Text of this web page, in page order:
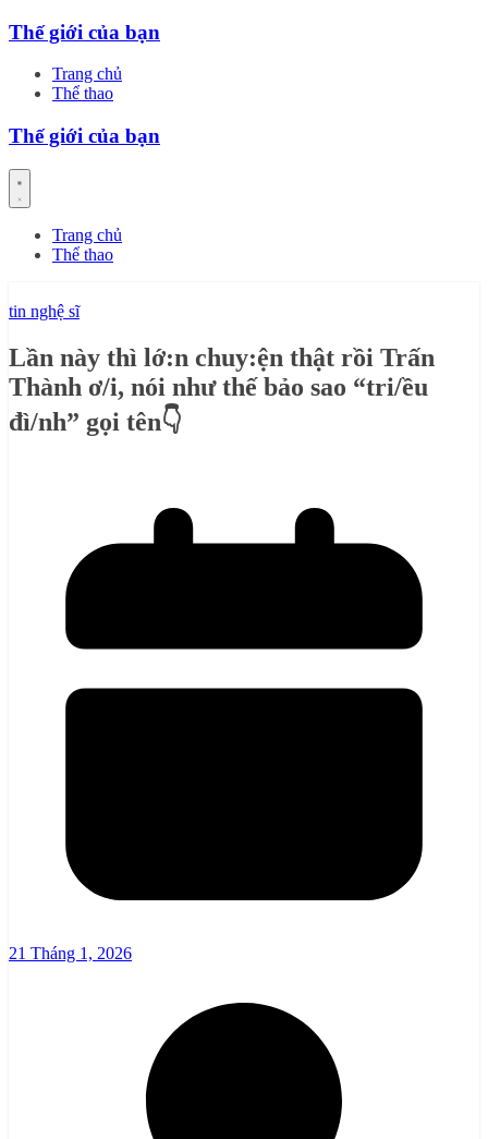
Skip
content
Thế giới của bạn
Trang chủ
Thể thao
Thế giới của bạn
Trang chủ
Thể thao
tin nghệ sĩ
Lần này thì lớ:n chuy:ện thật rồi Trấn
Thành ơ/i, nói như thế bảo sao “tri/ều
đì/nh” gọi tên👇
21 Tháng 1, 2026